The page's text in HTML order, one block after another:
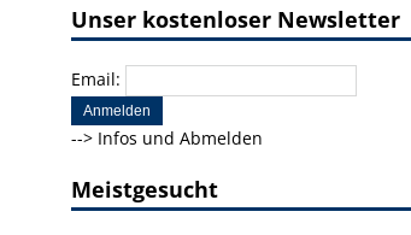
Unser kostenloser Newsletter
Email:
--> Infos und Abmelden
Meistgesucht